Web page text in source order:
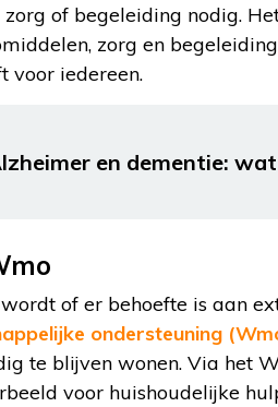
of begeleiding nodig.
zorg en
voor iedereen.
en dementie:
of er behoefte is aan
ondersteuning
te blijven wonen. Via het
voor huishoudelijke